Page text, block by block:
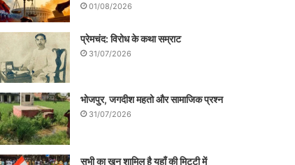
01/08/2026
प्रेमचंद: विरोध के कथा सम्राट
31/07/2026
भोजपुर, जगदीश महतो और सामाजिक प्रश्न
31/07/2026
सभी का खून शामिल है यहाँ की मिट्टी में